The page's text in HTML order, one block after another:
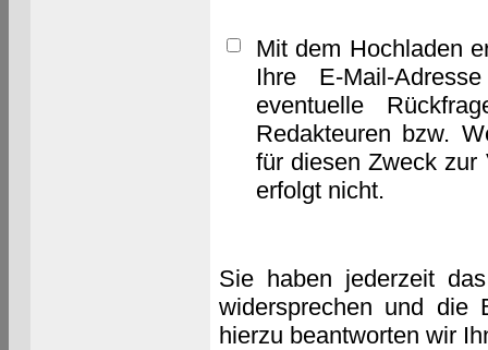
Mit dem Hochladen
Ihre E-Mail-
eventuelle
Redakteuren bzw.
für diesen Zweck zur
erfolgt nicht.
Sie haben jederzeit
widersprechen und die
hierzu beantworten wir